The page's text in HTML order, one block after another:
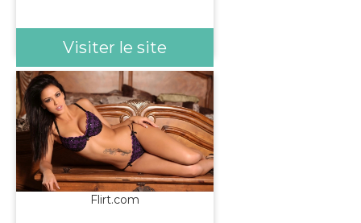
Visiter le site
Flirt.com